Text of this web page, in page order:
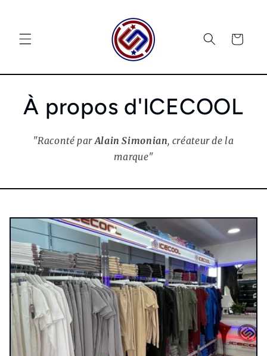
contenu
Panier
À propos d'ICECOOL
"Raconté par Alain Simonian, créateur de la
marque"